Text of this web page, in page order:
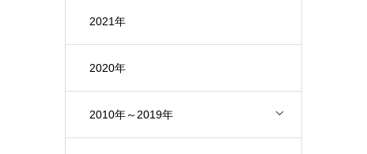
2021年
2020年
2010年～2019年